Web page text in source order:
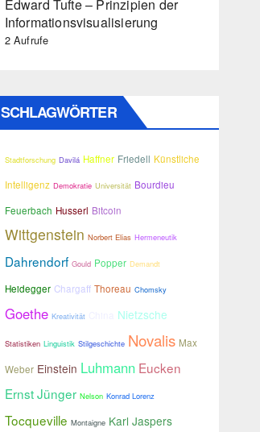
Edward Tufte – Prinzipien der
Informationsvisualisierung
2 Aufrufe
SCHLAGWÖRTER
Stadtforschung Davilá Haffner Friedell Künstliche
Intelligenz Demokratie Universität Bourdieu
Feuerbach Husserl Bitcoin
Wittgenstein Norbert Elias Hermeneutik
Dahrendorf Gould Popper Demandt
Heidegger Chargaff Thoreau Chomsky
Goethe Kreativität Nietzsche
Statistiken Linguistik Stilgeschichte Novalis Max
Weber Einstein Luhmann Eucken
Ernst Jünger Nelson Konrad Lorenz
Tocqueville Montaigne Karl Jaspers